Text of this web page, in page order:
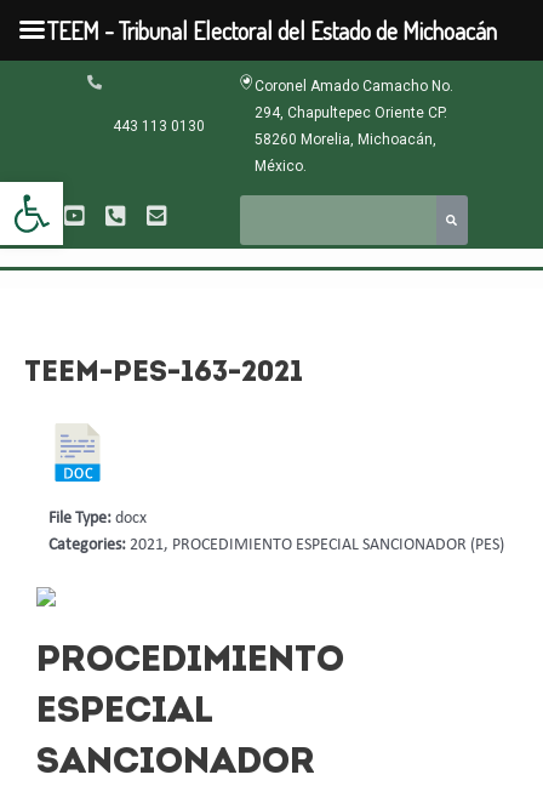
Abrir barra de herramientas
contenido
443 113 0130
Coronel Amado Camacho No.
294, Chapultepec Oriente CP.
58260 Morelia, Michoacán,
México.
TEEM-PES-163-2021
PROCEDIMIENTO
ESPECIAL
SANCIONADOR
File Type: docx
Categories: 2021, PROCEDIMIENTO ESPECIAL SANCIONADOR (PES)
TEEM - Tribunal Electoral del Estado de Michoacán